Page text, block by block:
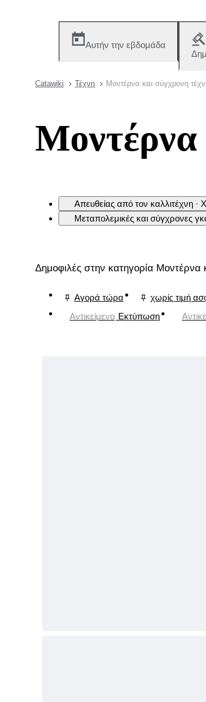
Αυτήν την εβδομάδα
Catawiki Τέχνη Μοντέρνα και σύγχρονη
Μοντέρνα
Απευθείας από τον καλλιτέχνη ·
Μεταπολεμικές και σύγχρονες
Δημοφιλές στην κατηγορία Μοντέρνα
Αγορά τώρα χωρίς τιμή
Αντικείμενο Εκτύπωση